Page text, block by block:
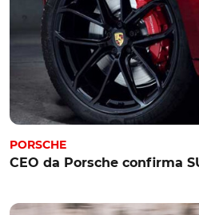
PORSCHE
CEO da Porsche confirma